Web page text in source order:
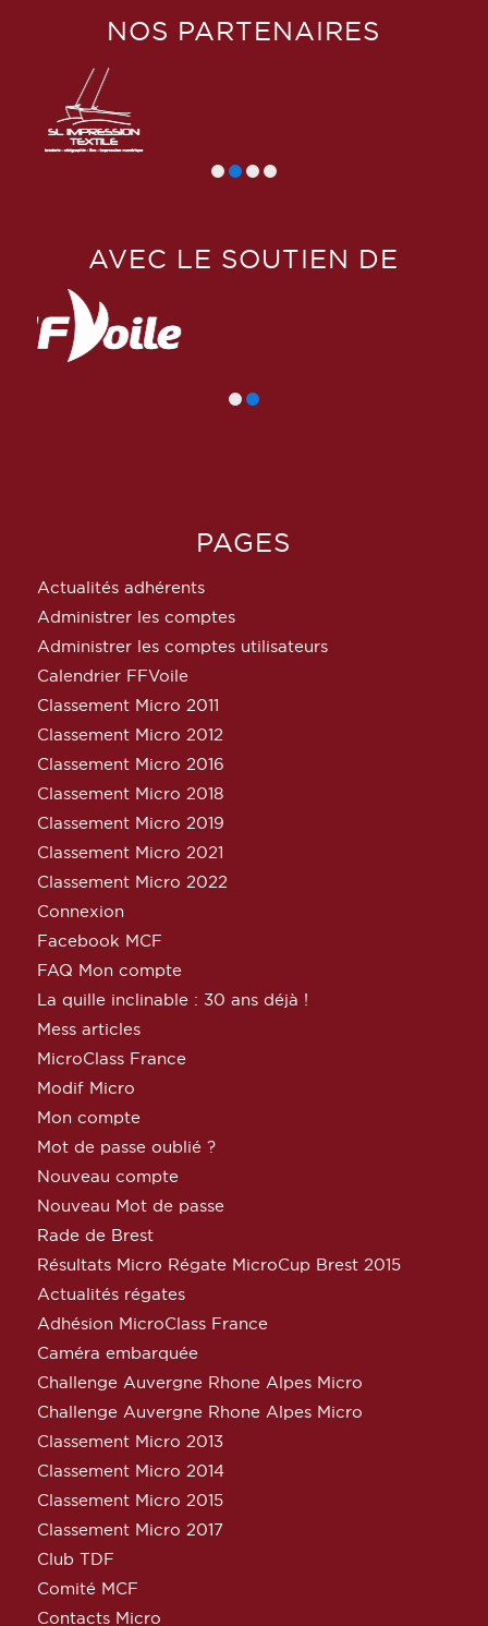
NOS PARTENAIRES
AVEC LE SOUTIEN DE
PAGES
Actualités adhérents
Administrer les comptes
Administrer les comptes utilisateurs
Calendrier FFVoile
Classement Micro 2011
Classement Micro 2012
Classement Micro 2016
Classement Micro 2018
Classement Micro 2019
Classement Micro 2021
Classement Micro 2022
Connexion
Facebook MCF
FAQ Mon compte
La quille inclinable : 30 ans déjà !
Mess articles
MicroClass France
Modif Micro
Mon compte
Mot de passe oublié ?
Nouveau compte
Nouveau Mot de passe
Rade de Brest
Résultats Micro Régate MicroCup Brest 2015
Actualités régates
Adhésion MicroClass France
Caméra embarquée
Challenge Auvergne Rhone Alpes Micro
Challenge Auvergne Rhone Alpes Micro
Classement Micro 2013
Classement Micro 2014
Classement Micro 2015
Classement Micro 2017
Club TDF
Comité MCF
Contacts Micro